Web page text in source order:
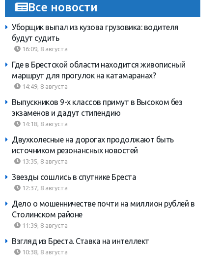
Все новости
Уборщик выпал из кузова грузовика: водителя
будут судить
16:09, 8 августа
Где в Брестской области находится живописный
маршрут для прогулок на катамаранах?
14:49, 8 августа
Выпускников 9-х классов примут в Высоком без
экзаменов и дадут стипендию
14:18, 8 августа
Двухколесные на дорогах продолжают быть
источником резонансных новостей
13:35, 8 августа
Звезды сошлись в спутнике Бреста
12:37, 8 августа
Дело о мошенничестве почти на миллион рублей в
Столинском районе
11:39, 8 августа
Взгляд из Бреста. Ставка на интеллект
10:38, 8 августа